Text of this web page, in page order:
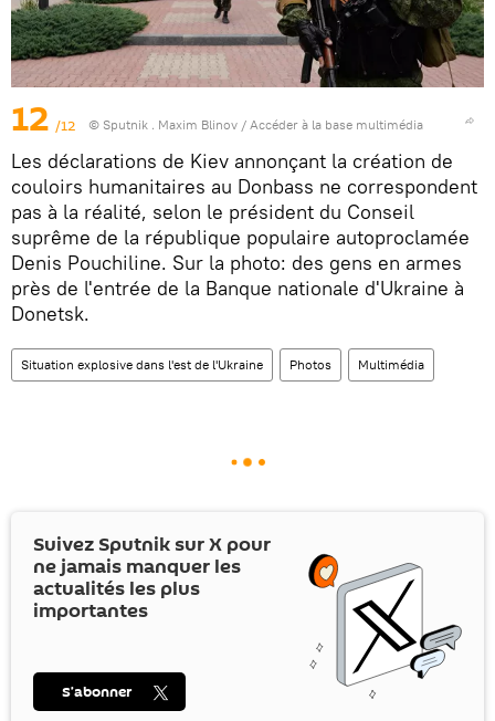
12 /12 © Sputnik . Maxim Blinov / Accéder à la base multimédia
Les déclarations de Kiev annonçant la création de
couloirs humanitaires au Donbass ne correspondent
pas à la réalité, selon le président du Conseil
suprême de la république populaire autoproclamée
Denis Pouchiline. Sur la photo: des gens en armes
près de l'entrée de la Banque nationale d'Ukraine à
Donetsk.
Situation explosive dans l'est de l'Ukraine Photos Multimédia
Suivez Sputnik surX pour
ne jamais manquer les
actualités les plus
importantes
S’abonner